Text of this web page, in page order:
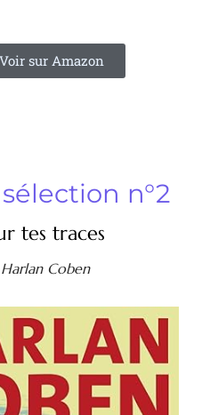
sur Amazon
n°2
tes traces
Harlan Coben